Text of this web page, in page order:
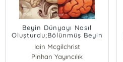
Beyin Dünyayı Nasıl
Oluşturdu;Bölünmüş Beyin
ve Modern Dünyada
Yarım Kürelerarası
Asimetri
Iain Mcgilchrist
Pinhan Yayıncılık